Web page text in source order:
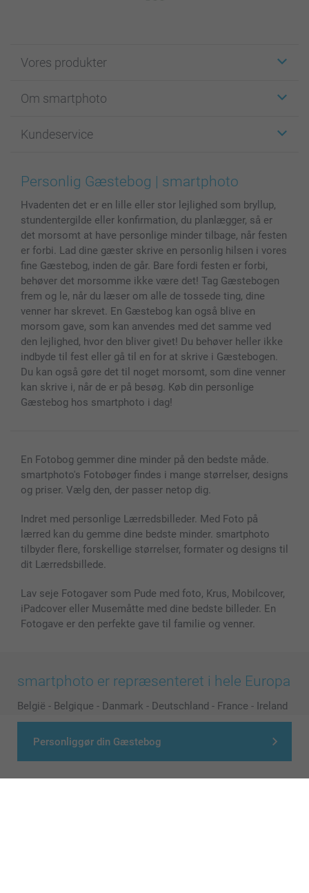
Personliggør din Gæstebog
Vores produkter
Fotokort
Fotobøger
Billeder, Plakater & Fotohæfter
Cover til mobil & tablet
MyNameBook
Fotokalender & Kalenderbog
Fotorammer & Tilbehør
Alle fotoprodukter
Om smartphoto
For affiliate
Cookie Policy
Betingelser og garantier
Investor Relations
Kundeservice
100% tilfredshedsgaranti
smartbonus
Priser & betaling
Status for ordrer
Personlig Gæstebog | smartphoto
Hvadenten det er en lille eller stor lejlighed som bryllup,
stundentergilde eller konfirmation, du planlægger, så er
det morsomt at have personlige minder tilbage, når festen
er forbi. Lad dine gæster skrive en personlig hilsen i vores
fine Gæstebog, inden de går. Bare fordi festen er forbi,
behøver det morsomme ikke være det! Tag Gæstebogen
frem og le, når du læser om alle de tossede ting, dine
venner har skrevet. En Gæstebog kan også blive en
morsom gave, som kan anvendes med det samme ved
den lejlighed, hvor den bliver givet! Du behøver heller ikke
indbyde til fest eller gå til en for at skrive i Gæstebogen.
Du kan også gøre det til noget morsomt, som dine venner
kan skrive i, når de er på besøg. Køb din personlige
Gæstebog hos smartphoto i dag!
En Fotobog gemmer dine minder på den bedste måde.
smartphoto's Fotobøger findes i mange størrelser, designs
og priser. Vælg den, der passer netop dig.
Indret med personlige Lærredsbilleder. Med Foto på
lærred kan du gemme dine bedste minder. smartphoto
tilbyder flere, forskellige størrelser, formater og designs til
dit Lærredsbillede.
Lav seje Fotogaver som Pude med foto, Krus, Mobilcover,
iPadcover eller Musemåtte med dine bedste billeder. En
Fotogave er den perfekte gave til familie og venner.
smartphoto er repræsenteret i hele Europa
België - Belgique - Danmark - Deutschland - France - Ireland
- Nederland - Norge - Österreich - Schweiz - Suisse -
Switzerland - Suomi Sverige - United Kingdom